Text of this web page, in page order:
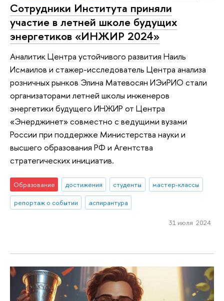
Сотрудники Института приняли
участие в летней школе будущих
энергетиков «ИНЖИР 2024»
Аналитик Центра устойчивого развития Наиль
Исмаилов и стажер-исследователь Центра анализа
розничных рынков Элина Матевосян ИЭиРИО стали
организаторами летней школы инженеров
энергетики будущего ИНЖИР от Центра
«Энерджинет» совместно с ведущими вузами
России при поддержке Министерства науки и
высшего образования РФ и Агентства
стратегических инициатив.
Образование достижения студенты
мастер-классы
репортаж о событии
аспирантура
31 июля 2024